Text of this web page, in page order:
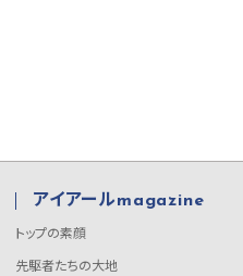
アイアールmagazine
トップの素顔
先駆者たちの大地